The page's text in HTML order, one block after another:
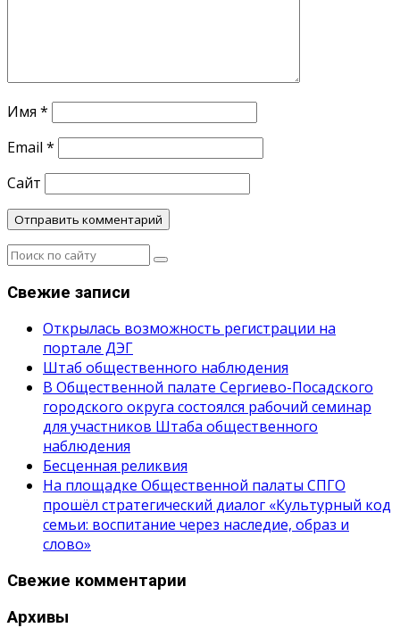
Имя *
Email *
Сайт
Свежие записи
Открылась возможность регистрации на
портале ДЭГ
Штаб общественного наблюдения
В Общественной палате Сергиево-Посадского
городского округа состоялся рабочий семинар
для участников Штаба общественного
наблюдения
Бесценная реликвия
На площадке Общественной палаты СПГО
прошёл стратегический диалог «Культурный код
семьи: воспитание через наследие, образ и
слово»
Свежие комментарии
Архивы